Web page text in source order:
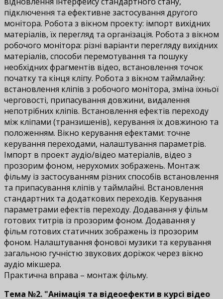
підключення та ефективне застосування другого
монітора. Робота з вікном проекту: імпорт вихідних
матеріалів, їх перегляд та організація. Робота з вікном
робочого монітора: різні варіанти перегляду вихідних
матеріалів, способи перемотування та пошуку
необхідних фрагментів відео, встановлення точок
початку та кінця кліпу. Робота з вікном таймлайну:
встановлення кліпів з робочого монітора, зміна їхньої
черговості, припасування довжини, видалення
непотрібних кліпів. Встановлення ефектів переходу
між кліпами (транзишенів), керування їх довжиною та
положенням. Вікно керування ефектами: точне
керування переходами, налаштування параметрів.
Імпорт в проект аудіо/відео матеріалів, відео з
прозорим фоном, нерухомих зображень. Монтаж
фільму із застосуванням різних способів встановлення
та припасування кліпів у таймлайні. Встановлення
стандартних та додаткових переходів. Керування
параметрами ефектів переходу. Додавання у фільм
готових титрів із прозорим фоном. Додавання у
фільм готових статичних зображень із прозорим
фоном. Налаштування фонової музики та керування
загальною гучністю звукових доріжок через вікно
аудіо мікшера.
Практична вправа – монтаж фільму.
Тема №2. "Анімація та відеоефекти в курсі відео